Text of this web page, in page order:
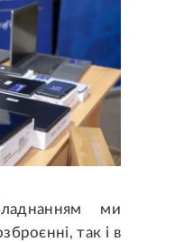
ми
так і в